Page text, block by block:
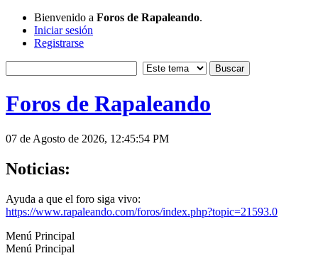
Bienvenido a Foros de Rapaleando.
Iniciar sesión
Registrarse
Foros de Rapaleando
07 de Agosto de 2026, 12:45:54 PM
Noticias:
Ayuda a que el foro siga vivo:
https://www.rapaleando.com/foros/index.php?topic=21593.0
Menú Principal
Menú Principal